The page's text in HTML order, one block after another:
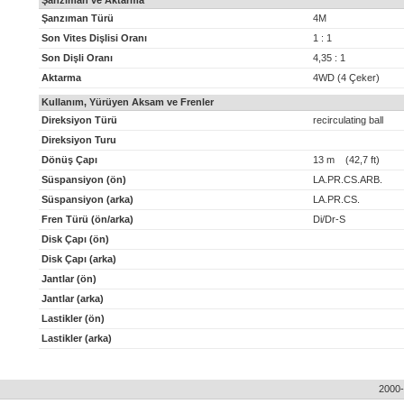
Şanzıman Türü
4M
Son Vites Dişlisi Oranı
1 : 1
Son Dişli Oranı
4,35 : 1
Aktarma
4WD (4 Çeker)
Kullanım, Yürüyen Aksam ve Frenler
Direksiyon Türü
recirculating ball
Direksiyon Turu
Dönüş Çapı
13 m (42,7 ft)
Süspansiyon (ön)
LA.PR.CS.ARB.
Süspansiyon (arka)
LA.PR.CS.
Fren Türü (ön/arka)
Di/Dr-S
Disk Çapı (ön)
Disk Çapı (arka)
Jantlar (ön)
Jantlar (arka)
Lastikler (ön)
Lastikler (arka)